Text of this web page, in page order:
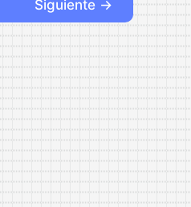
Deutschland»
(Verdi
y
Alemania)
Siguiente →